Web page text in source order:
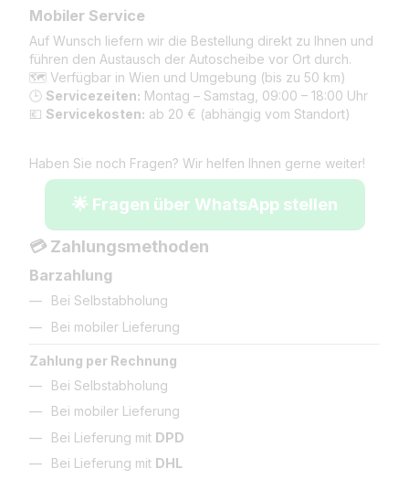
Mobiler Service
Auf Wunsch liefern wir die Bestellung direkt zu Ihnen und
führen den Austausch der Autoscheibe vor Ort durch.
🗺️ Verfügbar in Wien und Umgebung (bis zu 50 km)
🕒 Servicezeiten: Montag – Samstag, 09:00 – 18:00 Uhr
💶 Servicekosten: ab 20 € (abhängig vom Standort)
Haben Sie noch Fragen? Wir helfen Ihnen gerne weiter!
🌟 Fragen über WhatsApp stellen
💳 Zahlungsmethoden
Barzahlung
Bei Selbstabholung
Bei mobiler Lieferung
Zahlung per Rechnung
Bei Selbstabholung
Bei mobiler Lieferung
Bei Lieferung mit DPD
Bei Lieferung mit DHL